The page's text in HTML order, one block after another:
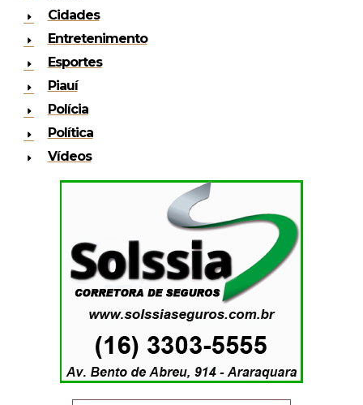
Cidades
Entretenimento
Esportes
Piauí
Polícia
Política
Vídeos